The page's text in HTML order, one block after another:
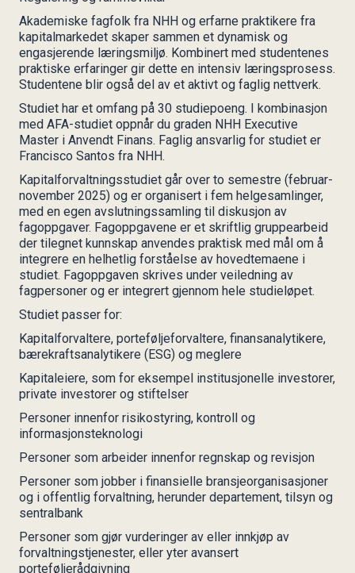
Akademiske fagfolk fra NHH og erfarne praktikere fra
kapitalmarkedet skaper sammen et dynamisk og
engasjerende læringsmiljø. Kombinert med studentenes
praktiske erfaringer gir dette en intensiv læringsprosess.
Studentene blir også del av et aktivt og faglig nettverk.
Studiet har et omfang på 30 studiepoeng. I kombinasjon
med AFA-studiet oppnår du graden NHH Executive
Master i Anvendt Finans. Faglig ansvarlig for studiet er
Francisco Santos fra NHH.
Kapitalforvaltningsstudiet går over to semestre (februar-
november 2025) og er organisert i fem helgesamlinger,
med en egen avslutningssamling til diskusjon av
fagoppgaver. Fagoppgavene er et skriftlig gruppearbeid
der tilegnet kunnskap anvendes praktisk med mål om å
integrere en helhetlig forståelse av hovedtemaene i
studiet. Fagoppgaven skrives under veiledning av
fagpersoner og er integrert gjennom hele studieløpet.
Studiet passer for:
Kapitalforvaltere, porteføljeforvaltere, finansanalytikere,
bærekraftsanalytikere (ESG) og meglere
Kapitaleiere, som for eksempel institusjonelle investorer,
private investorer og stiftelser
Personer innenfor risikostyring, kontroll og
informasjonsteknologi
Personer som arbeider innenfor regnskap og revisjon
Personer som jobber i finansielle bransjeorganisasjoner
og i offentlig forvaltning, herunder departement, tilsyn og
sentralbank
Personer som gjør vurderinger av eller innkjøp av
forvaltningstjenester, eller yter avansert
porteføljerådgivning